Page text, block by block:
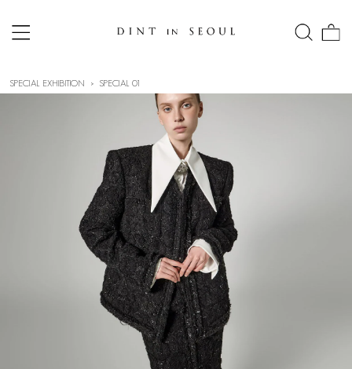
SPECIAL EXHIBITION SPECIAL 01